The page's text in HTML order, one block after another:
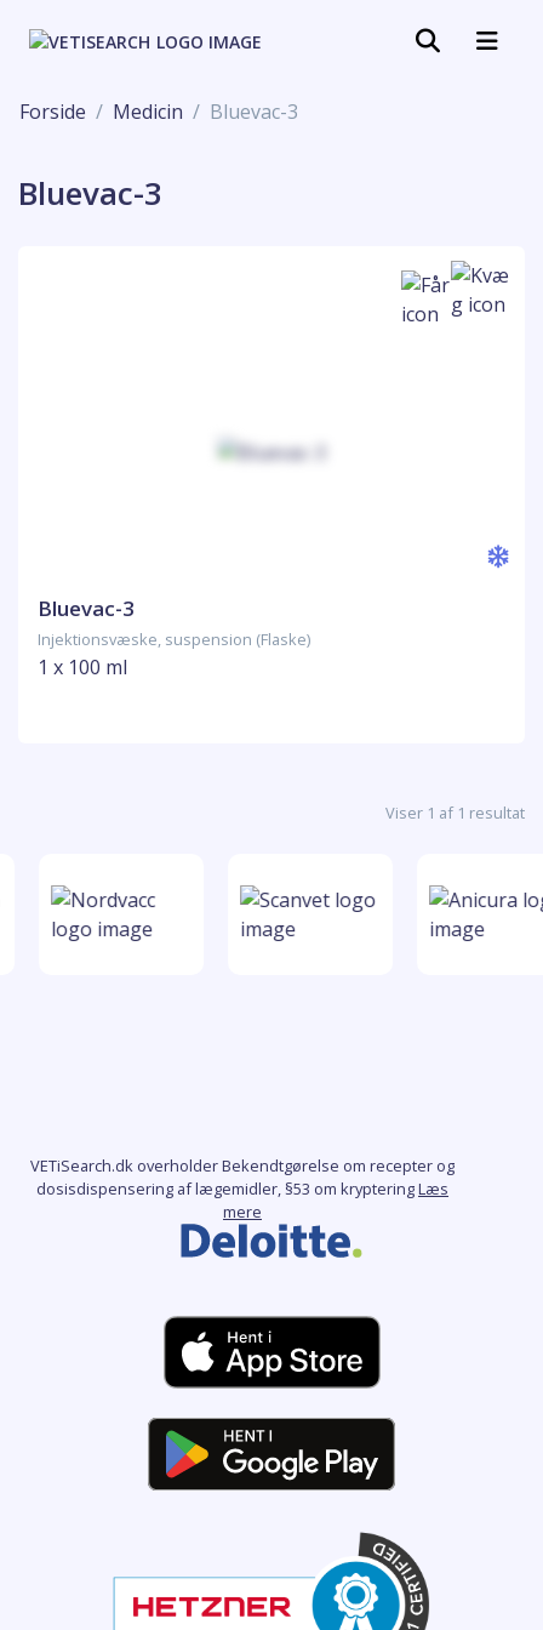
Forside Medicin Bluevac-3
Bluevac-3
Bluevac-3
Injektionsvæske, suspension (Flaske)
1 x 100 ml
Viser 1 af 1 resultat
VETiSearch.dk overholder Bekendtgørelse om recepter og
dosisdispensering af lægemidler, §53 om krypteringLæs
mere